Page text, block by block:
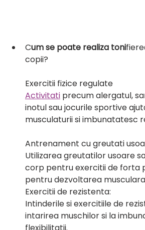
Cum se poate realiza toni
copii?
Exercitii fizice regulate
Activitati precum alergatul,
inotul sau jocurile sportive
musculaturii si imbunatatesc
Antrenament cu greutati
Utilizarea greutatilor usoare
corp pentru exercitii de forta
pentru dezvoltarea
Exercitii de rezistenta:
Intinderile si exercitiile de
intarirea muschilor si la
flexibilitatii.